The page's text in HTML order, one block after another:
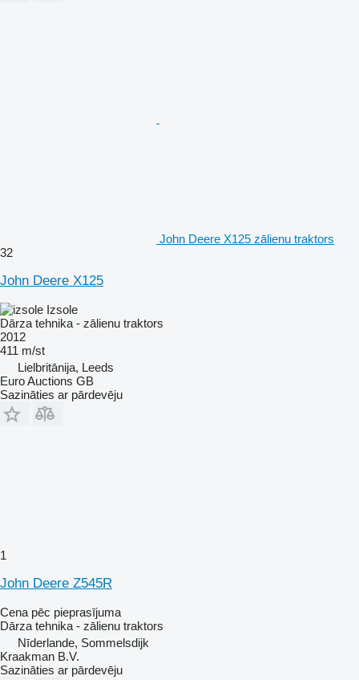
John Deere X125 zālienu traktors
32
John Deere X125
Izsole
Dārza tehnika - zālienu traktors
2012
411 m/st
Lielbritānija, Leeds
Euro Auctions GB
Sazināties ar pārdevēju
1
John Deere Z545R
Cena pēc pieprasījuma
Dārza tehnika - zālienu traktors
Nīderlande, Sommelsdijk
Kraakman B.V.
Sazināties ar pārdevēju